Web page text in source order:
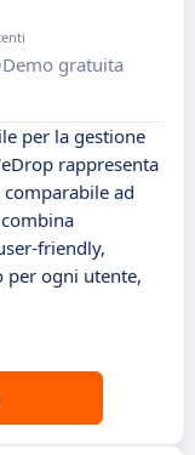
Demo gratuita
per la gestione
rappresenta
ad
friendly,
per ogni utente,